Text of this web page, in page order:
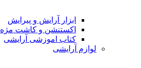
ابزار آرایش و پیرایش
اکستنشن و کاشت مژه
کتاب اموزشی آرایشی
لوازم آرایشی